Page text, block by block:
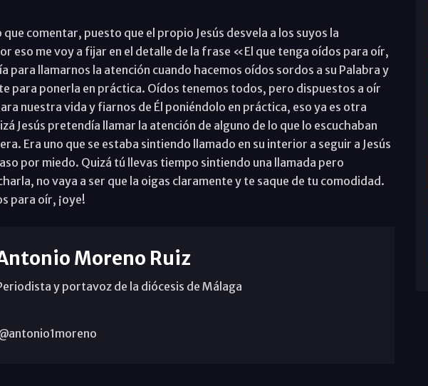
comentar, puesto que el propio Jesús desvela a los suyos la
eso me voy a fijar en el detalle de la frase «El que tenga oídos para oír,
para llamarnos la atención cuando hacemos oídos sordos a su Palabra y
para ponerla en práctica. Oídos tenemos todos, pero dispuestos a oír
nuestra vida y fiarnos de Él poniéndolo en práctica, eso ya es otra
Jesús pretendía llamar la atención de alguno de lo que lo escuchaban
Era uno que se estaba sintiendo llamado en su interior a seguir a Jesús
por miedo. Quizá tú llevas tiempo sintiendo una llamada pero
no vaya a ser que la oigas claramente y te saque de tu comodidad.
para oír, ¡oye!
Moreno Ruiz
y portavoz de la diócesis de Málaga